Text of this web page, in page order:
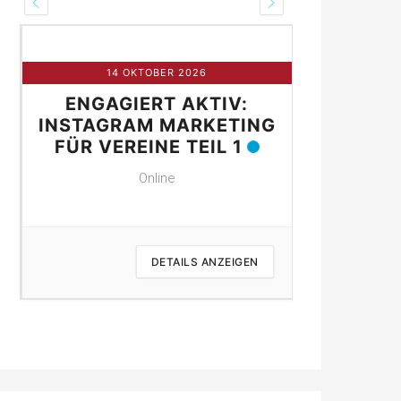
14 OKTOBER 2026
ENGAGIERT AKTIV:
INSTAGRAM MARKETING
FÜR VEREINE TEIL 1
Online
DETAILS ANZEIGEN